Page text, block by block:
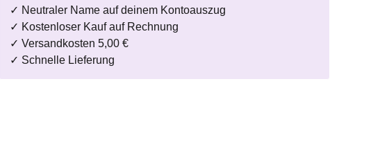
✓ Neutraler Name auf deinem Kontoauszug
✓ Kostenloser Kauf auf Rechnung
✓ Versandkosten 5,00 €
✓ Schnelle Lieferung